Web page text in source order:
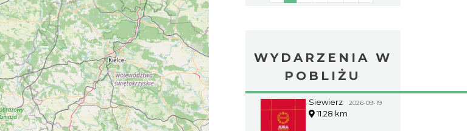
WYDARZENIA W
POBLIŻU
Siewierz 2026-09-19
11.28 km